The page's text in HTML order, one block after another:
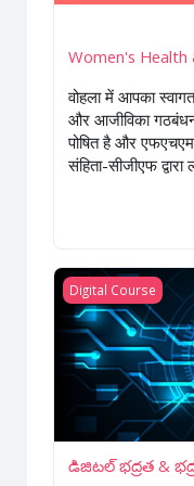
Women's Health
वोहला में आपका
और आजीविका
पोषित है और
संहिता-सीजीएफ
Course image
Digital Course
డిజిటల్ భద్రత &